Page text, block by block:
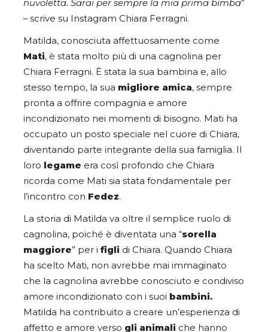
nuvoletta. Sarai per sempre la mia prima bimba”
– scrive su Instagram Chiara Ferragni.
Matilda, conosciuta affettuosamente come
Mati, è stata molto più di una cagnolina per
Chiara Ferragni. È stata la sua bambina e, allo
stesso tempo, la sua migliore amica, sempre
pronta a offrire compagnia e amore
incondizionato nei momenti di bisogno. Mati ha
occupato un posto speciale nel cuore di Chiara,
diventando parte integrante della sua famiglia. Il
loro legame era così profondo che Chiara
ricorda come Mati sia stata fondamentale per
l’incontro con Fedez.
La storia di Matilda va oltre il semplice ruolo di
cagnolina, poiché è diventata una “sorella
maggiore” per i figli di Chiara. Quando Chiara
ha scelto Mati, non avrebbe mai immaginato
che la cagnolina avrebbe conosciuto e condiviso
amore incondizionato con i suoi bambini.
Matilda ha contribuito a creare un’esperienza di
affetto e amore verso gli animali che hanno